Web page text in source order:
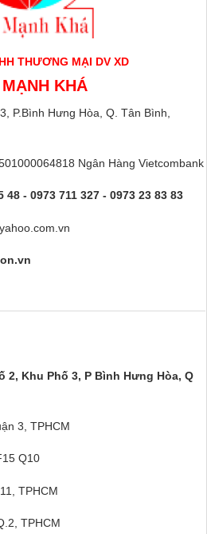
THƯƠNG MẠI DV XD
KHÁ
P.Bình Hưng Hòa, Q. Tân Bình,
Ngân Hàng Vietcombank
48 - 0973 711 327 - 0973 23 83 83
2, Khu Phố 3, P Bình Hưng Hòa, Q
3, TPHCM
Q10
TPHCM
TPHCM